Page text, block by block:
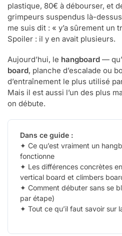
plastique, 80€ à débourser, et
grimpeurs suspendus là-
me suis dit : « y’a sûrement un
Spoiler : il y en avait plusieurs.
Aujourd’hui, le hangboard —
board, planche d’escalade ou
d’entraînement le plus utilisé
Mais il est aussi l’un des plus
on débute.
Dans ce guide :
✦ Ce qu’est vraiment un
fonctionne
✦ Les différences concrètes
vertical board et climbers
✦ Comment débuter sans se
par étape)
✦ Tout ce qu’il faut savoir sur